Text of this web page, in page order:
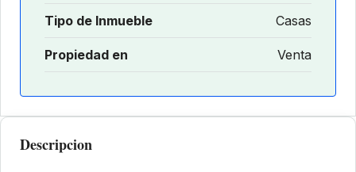
Tipo de Inmueble Casas
Propiedad en Venta
Descripcion